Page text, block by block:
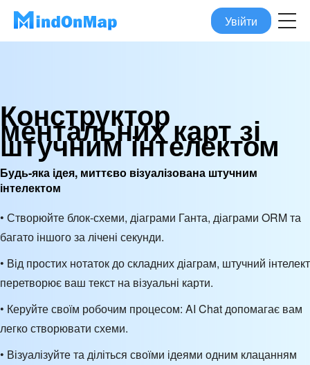
Увійти
Конструктор
ментальних карт зі
штучним інтелектом
Будь-яка ідея, миттєво візуалізована штучним
інтелектом
• Створюйте блок-схеми, діаграми Ганта, діаграми ORM та
багато іншого за лічені секунди.
• Від простих нотаток до складних діаграм, штучний інтелект
перетворює ваш текст на візуальні карти.
• Керуйте своїм робочим процесом: AI Chat допомагає вам
легко створювати схеми.
• Візуалізуйте та діліться своїми ідеями одним клацанням